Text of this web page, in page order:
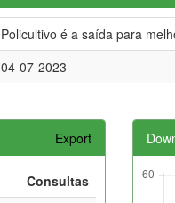
Policultivo é a saída para
04-07-2023
Export
Consultas